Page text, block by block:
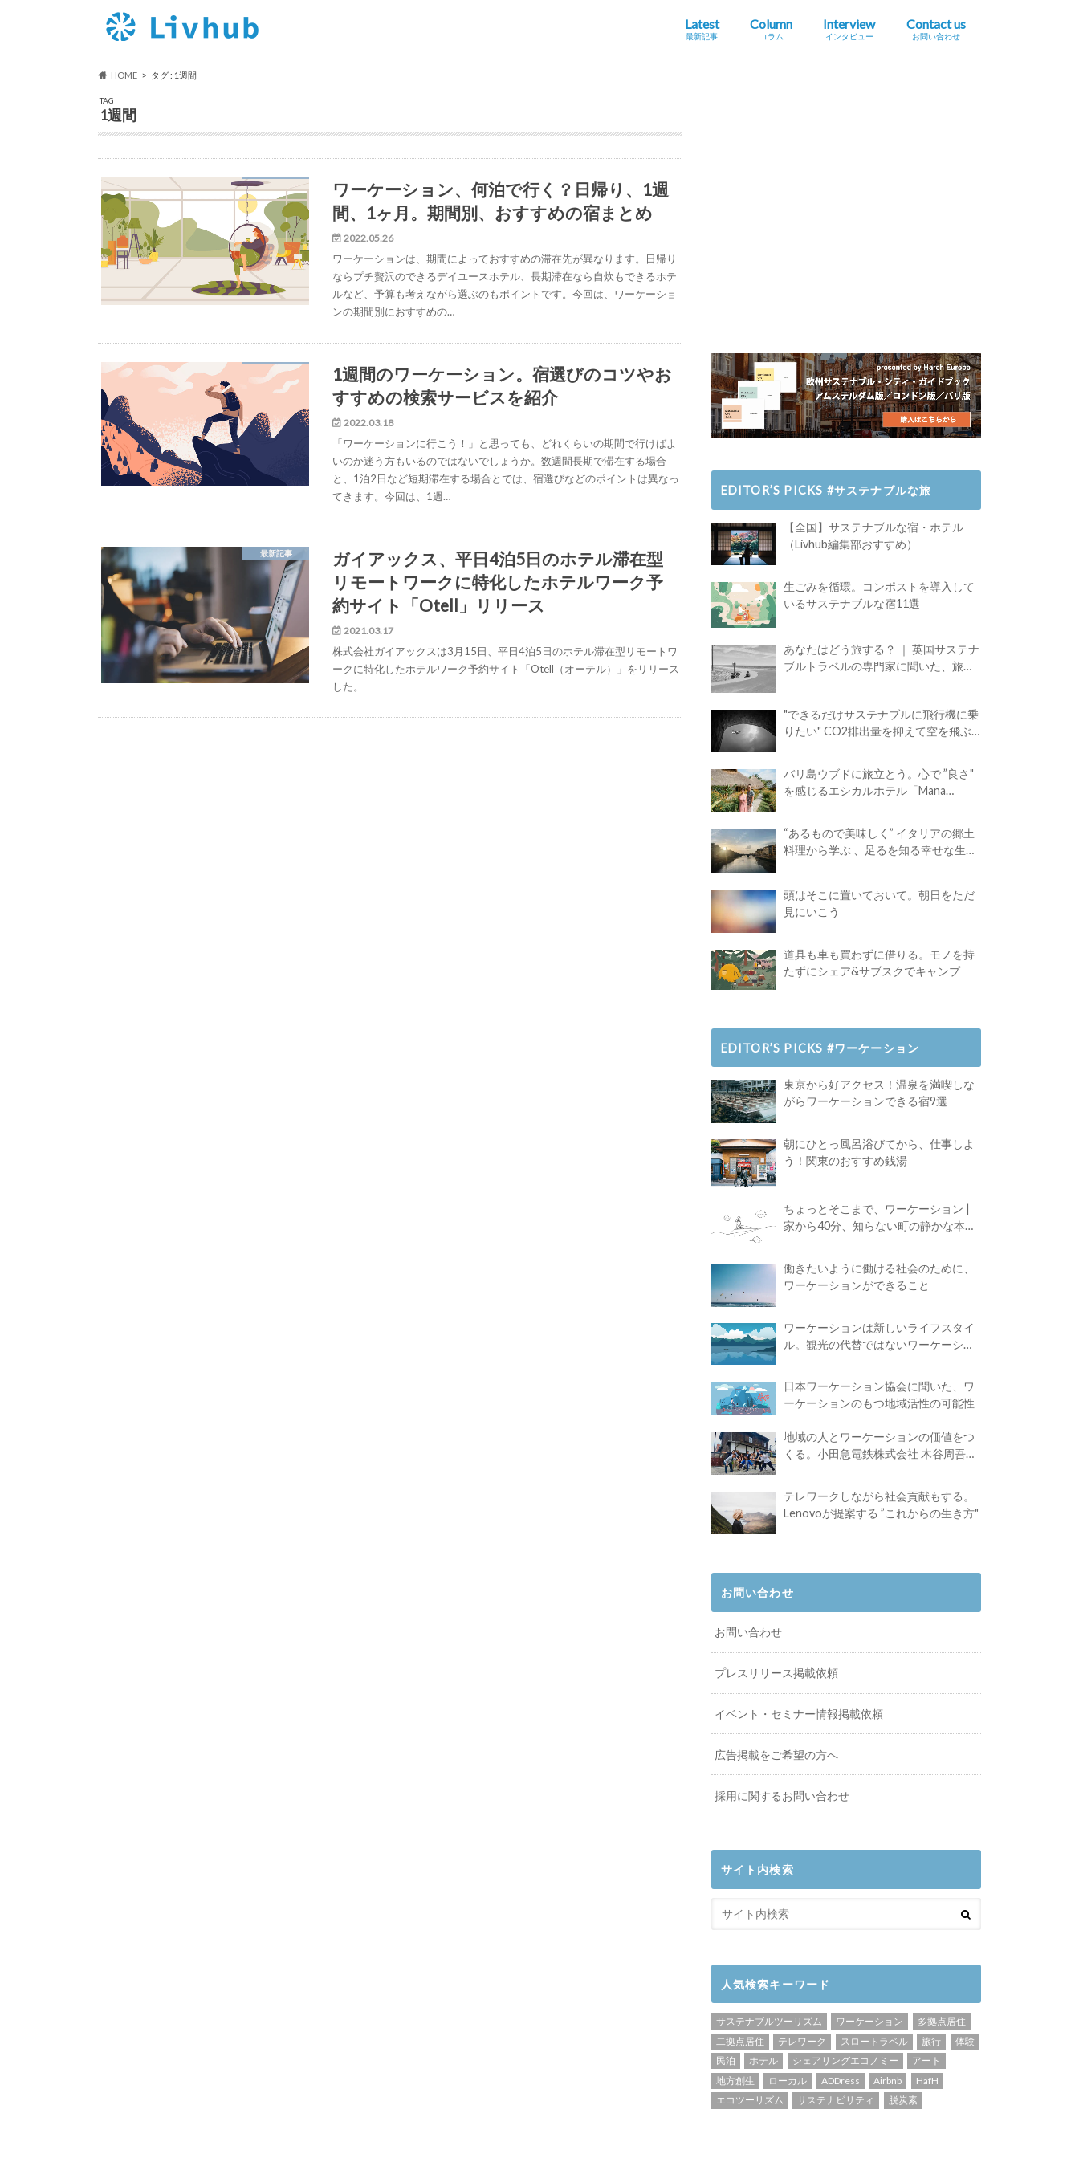
Latest
最新記事
Column
コラム
Interview
インタビュー
Contact us
お問い合わせ
HOME タグ : 1週間
TAG
1週間
ワーケーション、何泊で行く？日帰り、1週
間、1ヶ月。期間別、おすすめの宿まとめ
2022.05.26
ワーケーションは、期間によっておすすめの滞在先が異なります。日帰り
ならプチ贅沢のできるデイユースホテル、長期滞在なら自炊もできるホテ
ルなど、予算も考えながら選ぶのもポイントです。今回は、ワーケーショ
ンの期間別におすすめの…
1週間のワーケーション。宿選びのコツやお
すすめの検索サービスを紹介
2022.03.18
「ワーケーションに行こう！」と思っても、どれくらいの期間で行けばよ
いのか迷う方もいるのではないでしょうか。数週間長期で滞在する場合
と、1泊2日など短期滞在する場合とでは、宿選びなどのポイントは異なっ
てきます。今回は、1週…
最新記事
ガイアックス、平日4泊5日のホテル滞在型
リモートワークに特化したホテルワーク予
約サイト「Otell」リリース
2021.03.17
株式会社ガイアックスは3月15日、平日4泊5日のホテル滞在型リモートワ
ークに特化したホテルワーク予約サイト「Otell（オーテル）」をリリース
した。
EDITOR’S PICKS #サステナブルな旅
【全国】サステナブルな宿・ホテル
（Livhub編集部おすすめ）
生ごみを循環。コンポストを導入して
いるサステナブルな宿11選
あなたはどう旅する？ ｜ 英国サステナ
ブルトラベルの専門家に聞いた、旅の
"できるだけサステナブルに飛行機に乗
りたい" CO2排出量を抑えて空を飛ぶ
バリ島ウブドに旅立とう。心で ”良さ"
を感じるエシカルホテル「Mana
“あるもので美味しく” イタリアの郷土
料理から学ぶ 、足るを知る幸せな生き
頭はそこに置いておいて。朝日をただ
見にいこう
道具も車も買わずに借りる。モノを持
たずにシェア&サブスクでキャンプ
EDITOR’S PICKS #ワーケーション
東京から好アクセス！温泉を満喫しな
がらワーケーションできる宿9選
朝にひとっ風呂浴びてから、仕事しよ
う！関東のおすすめ銭湯
ちょっとそこまで、ワーケーション |
家から40分、知らない町の静かな本屋
働きたいように働ける社会のために、
ワーケーションができること
ワーケーションは新しいライフスタイ
ル。観光の代替ではないワーケーショ
日本ワーケーション協会に聞いた、ワ
ーケーションのもつ地域活性の可能性
地域の人とワーケーションの価値をつ
くる。小田急電鉄株式会社 木谷周吾さ
テレワークしながら社会貢献もする。
Lenovoが提案する ”これからの生き方"
お問い合わせ
お問い合わせ
プレスリリース掲載依頼
イベント・セミナー情報掲載依頼
広告掲載をご希望の方へ
採用に関するお問い合わせ
サイト内検索
人気検索キーワード
サステナブルツーリズム ワーケーション
多拠点居住
二拠点居住
テレワーク スロートラベル 旅行
体験
民泊
ホテル シェアリングエコノミー
アート
地方創生
ローカル ADDress Airbnb
HafH
エコツーリズム
サステナビリティ 脱炭素